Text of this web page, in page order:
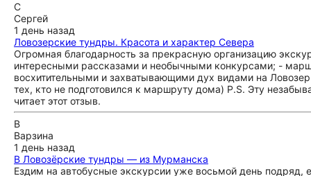
С
Сергей
1 день назад
Ловозерские тундры. Красота и характер Севера
Огромная благодарность за прекрасную организацию
интересными рассказами и необычными конкурсами; -
восхитительными и захватывающими дух видами на
тех, кто не подготовился к маршруту дома) P.S. Эту
читает этот отзыв.
В
Варзина
1 день назад
В Ловозёрские тундры — из Мурманска
Ездим на автобусные экскурсии уже восьмой день подряд,